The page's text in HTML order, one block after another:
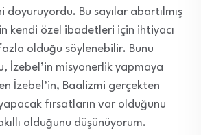
Bu sayılar abartılmış
kendi özel ibadetleri için ihtiyacı
olduğu söylenebilir. Bunu
İzebel’in misyonerlik yapmaya
İzebel’in, Baalizmi gerçekten
fırsatların var olduğunu
olduğunu düşünüyorum.